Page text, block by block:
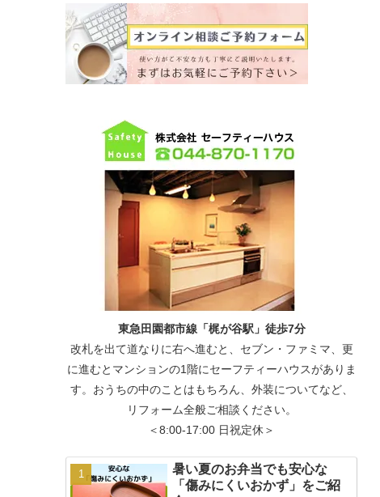
東急田園都市線「梶が谷駅」徒歩7分
改札を出て道なりに右へ進むと、セブン・ファミマ、更
に進むとマンションの1階にセーフティーハウスがありま
す。おうちの中のことはもちろん、外装についてなど、
リフォーム全般ご相談ください。
＜8:00-17:00 日祝定休＞
暑い夏のお弁当でも安心な
「傷みにくいおかず」をご紹